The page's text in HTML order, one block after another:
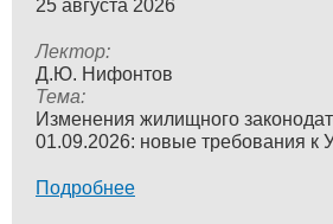
25 августа 2026
Лектор:
Д.Ю. Нифонтов
Тема:
Изменения жилищного
01.09.2026: новые требования
Подробнее